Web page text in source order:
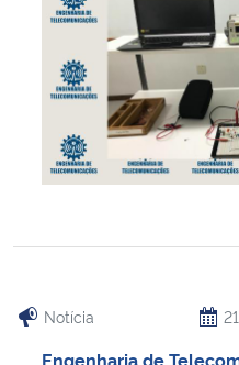
Ministério de Minas e Energia
Ministério da Ciência, Tecnologia,
Ministério do Meio Ambiente
Notícia
Engenharia de